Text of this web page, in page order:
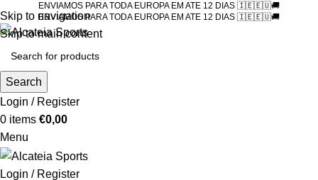
Skip to navigation
Skip to main content
ENVIAMOS PARA TODA EUROPA EM ATE 12 DIAS 🇮🇪🇪🇺🚚
ENVIAMOS PARA TODA EUROPA EM ATE 12 DIAS 🇮🇪🇪🇺🚚
Search
Login / Register
0 items €0,00
Menu
Login / Register